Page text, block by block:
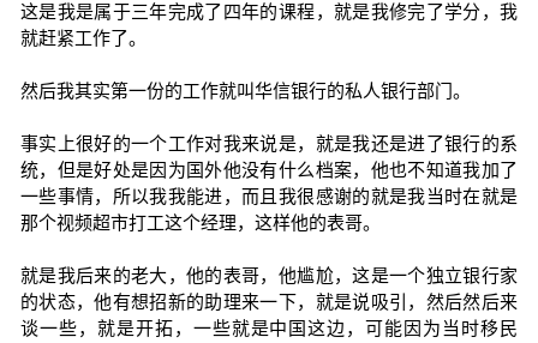
这是我是属于三年完成了四年的课程，就是我修完了学分，我
就赶紧工作了。
然后我其实第一份的工作就叫华信银行的私人银行部门。
事实上很好的一个工作对我来说是，就是我还是进了银行的系
统，但是好处是因为国外他没有什么档案，他也不知道我加了
一些事情，所以我我能进，而且我很感谢的就是我当时在就是
那个视频超市打工这个经理，这样他的表哥。
就是我后来的老大，他的表哥，他尴尬，这是一个独立银行家
的状态，他有想招新的助理来一下，就是说吸引，然后然后来
谈一些，就是开拓，一些就是中国这边，可能因为当时移民